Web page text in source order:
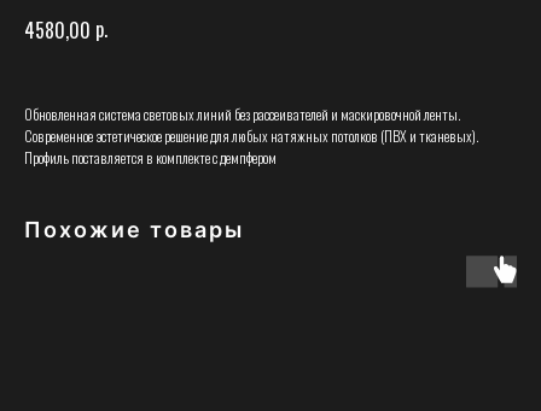
4580,00 р.
Обновленная система световых линий без рассеивателей и маскировочной ленты.
Современное эстетическое решение для любых натяжных потолков (ПВХ и тканевых).
Профиль поставляется в комплекте с демпфером
Похожие товары